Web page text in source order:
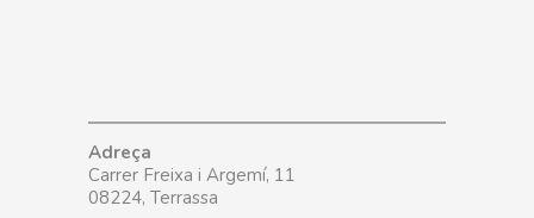
Adreça
Carrer Freixa i Argemí, 11
08224, Terrassa